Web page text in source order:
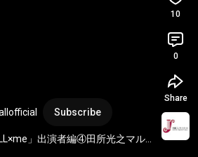
Subscribe
」出演者編④田所光之マル
10
0
Share